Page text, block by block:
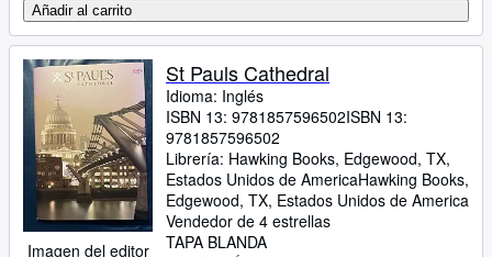
Añadir al carrito
Imagen del editor
St Pauls Cathedral
Idioma: Inglés
ISBN 13: 9781857596502ISBN 13:
9781857596502
Librería: Hawking Books, Edgewood, TX,
Estados Unidos de AmericaHawking Books,
Edgewood, TX, Estados Unidos de America
Vendedor de 4 estrellas
TAPA BLANDA